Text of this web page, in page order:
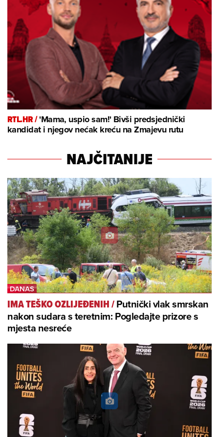
RTL.HR /'Mama, uspio sam!' Bivši predsjednički
kandidat i njegov nećak kreću na Zmajevu rutu
NAJČITANIJE
IMA TEŠKO OZLIJEĐENIH/Putnički vlak smrskan
nakon sudara s teretnim: Pogledajte prizore s
mjesta nesreće